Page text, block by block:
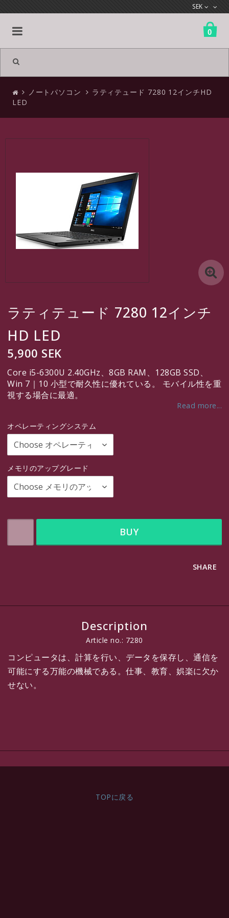
SEK
0
All products
ノートパソコン
業務用コンピューター
http://www.textalk.se/webshop
http://www.textalk.se/webshop
Contact Form
http://www.textalk.se/webshop
SEK
VAT Incl.
ノートパソコン
ラティテュード 7280 12インチHD
LED
ラティテュード 7280 12インチ
HD LED
5,900 SEK
Core i5-6300U 2.40GHz、8GB RAM、128GB SSD、
Win 7｜10 小型で耐久性に優れている。 モバイル性を重
視する場合に最適。
Read more...
オペレーティングシステム
メモリのアップグレード
BUY
SHARE
Description
Article no.: 7280
コンピュータは、計算を行い、データを保存し、通信を
可能にする万能の機械である。仕事、教育、娯楽に欠か
せない。
TOPに戻る